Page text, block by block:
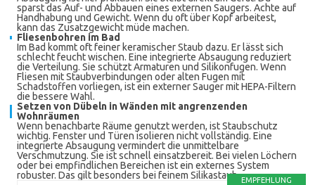
sparst das Auf- und Abbauen eines externen Saugers. Achte auf
Handhabung und Gewicht. Wenn du oft über Kopf arbeitest,
kann das Zusatzgewicht müde machen.
Fliesenbohren im Bad
Im Bad kommt oft feiner keramischer Staub dazu. Er lässt sich
schlecht feucht wischen. Eine integrierte Absaugung reduziert
die Verteilung. Sie schützt Armaturen und Silikonfugen. Wenn
Fliesen mit Staubverbindungen oder alten Fugen mit
Schadstoffen vorliegen, ist ein externer Sauger mit HEPA-Filtern
die bessere Wahl.
Setzen von Dübeln in Wänden mit angrenzenden
Wohnräumen
Wenn benachbarte Räume genutzt werden, ist Staubschutz
wichtig. Fenster und Türen isolieren nicht vollständig. Eine
integrierte Absaugung vermindert die unmittelbare
Verschmutzung. Sie ist schnell einsatzbereit. Bei vielen Löchern
oder bei empfindlichen Bereichen ist ein externes System
robuster. Das gilt besonders bei feinem Silikastaub.EMPFEHLUNG